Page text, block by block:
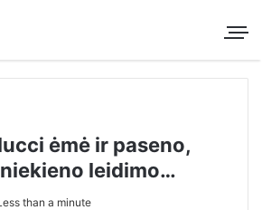
ėmė ir paseno,
leidimo…
than a minute